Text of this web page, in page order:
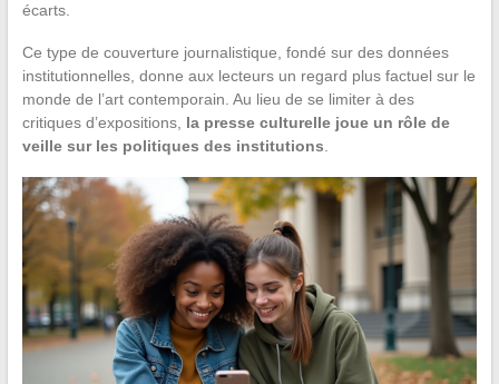
écarts.
Ce type de couverture journalistique, fondé sur des données
institutionnelles, donne aux lecteurs un regard plus factuel sur le
monde de l’art contemporain. Au lieu de se limiter à des
critiques d’expositions, la presse culturelle joue un rôle de
veille sur les politiques des institutions